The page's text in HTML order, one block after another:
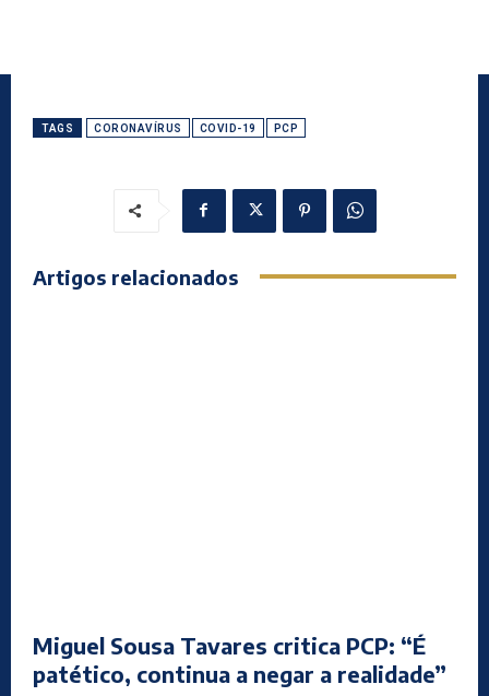
TAGS CORONAVÍRUS COVID-19 PCP
Artigos relacionados
Miguel Sousa Tavares critica PCP: “É
patético, continua a negar a realidade”